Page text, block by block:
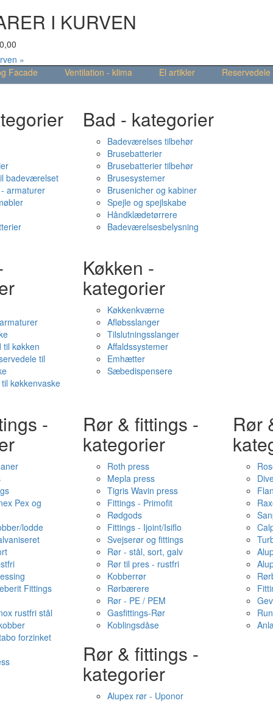
I KURVEN
0,00
»
Facade Ventilation - klima El artikler
Reservedele
badeværelset
armaturer
Bad - kategorier
Badeværelses tilbehør
Brusebatterier
Brusebatterier tilbehør
Brusesystemer
Brusenicher og kabiner
Spejle og spejlskabe
Håndklædetørrere
Badeværelsesbelysning
til køkken
til
køkkenvaske
Køkken -
kategorier
Køkkenkværne
Afløbsslanger
Tilslutningsslanger
Affaldssystemer
Emhætter
Sæbedispensere
-
Pex og
lodde
Fittings
rustfri stål
forzinket
Rør & fittings -
kategorier
Roth press
Mepla press
Tigris Wavin press
Fittings - Primofit
Rødgods
Fittings - Ijoint/Isiflo
Svejserør og fittings
Rør - stål, sort, galv
Rør til pres - rustfri
Kobberrør
Rørbærere
Rør - PE / PEM
Gasfittings-Rør
Koblingsdåse
Rør
Rør & fittings -
kategorier
Alupex rør - Uponor